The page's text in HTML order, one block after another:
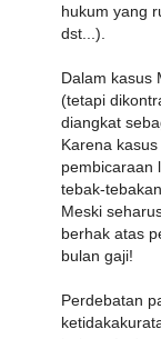
hukum yang
dst...).
Dalam kasus
(tetapi
diangkat
Karena
pembicaraan
tebak-
Meski
berhak atas
bulan gaji!
Perdebatan